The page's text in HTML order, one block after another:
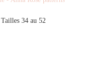
34 au 52